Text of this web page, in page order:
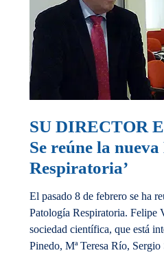
SU DIRECTOR
Se reúne la
Respiratoria’
El pasado 8 de febrero se ha
Patología Respiratoria. Felipe
sociedad científica, que está
Pinedo, Mª Teresa Río,